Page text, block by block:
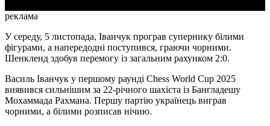
реклама
У середу, 5 листопада, Іванчук програв супернику білими
фігурами, а напередодні поступився, граючи чорними.
Шенкленд здобув перемогу із загальним рахунком 2:0.
Василь Іванчук у першому раунді Chess World Cup 2025
виявився сильнішим за 22-річного шахіста із Бангладешу
Мохаммада Рахмана. Першу партію українець виграв
чорними, а білими розписав нічию.